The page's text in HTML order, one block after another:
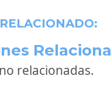
relacionadas.